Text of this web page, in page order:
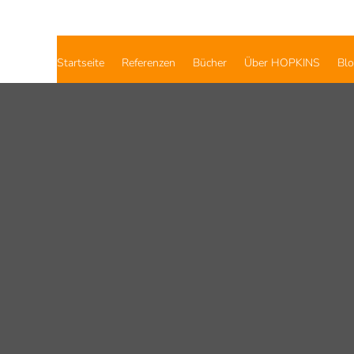
Startseite Referenzen Bücher Über HOPKINS